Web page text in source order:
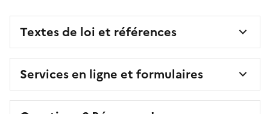
Textes de loi et références
Services en ligne et formulaires